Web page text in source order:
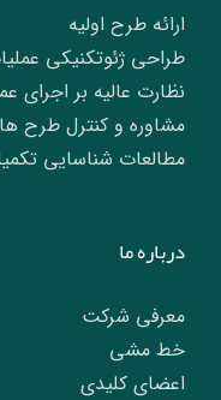
ارائه طرح اولیه
طراحی ژئوتکنیکی
نظارت عالیه بر اجرای
مشاوره و کنترل طرح
مطالعات شناسایی
درباره ما
معرفی شرکت
خط مشی
اعضای کلیدی